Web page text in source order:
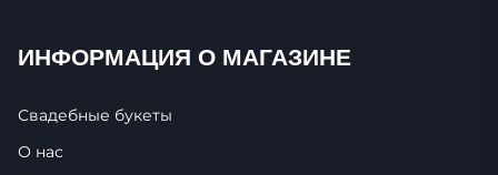
ИНФОРМАЦИЯ О МАГАЗИНЕ
Свадебные букеты
О нас